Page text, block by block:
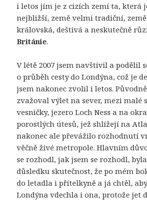
i letos jím je z cizích zemí ta, která
nejbližší, země velmi tradiční,
královská, deštivá a neskutečně
Británie.
V létě 2007 jsem navštívil a podělil
o průběh cesty do Londýna, což je
jsem nakonec zvolil i letos.
zvažoval výlet na sever, mezi malé
vesničky, jezero Loch Ness a na
porostlých útesů, jež shlížejí na
nakonec ale převážilo rozhodnutí
věčně živé metropole. Hlavním
se rozhodl, jak jsem se rozhodl,
důsledku skutečnost, že po mém
do letadla i přítelkyně a já chtěl,
Londýna vdechla i ona, protože jet